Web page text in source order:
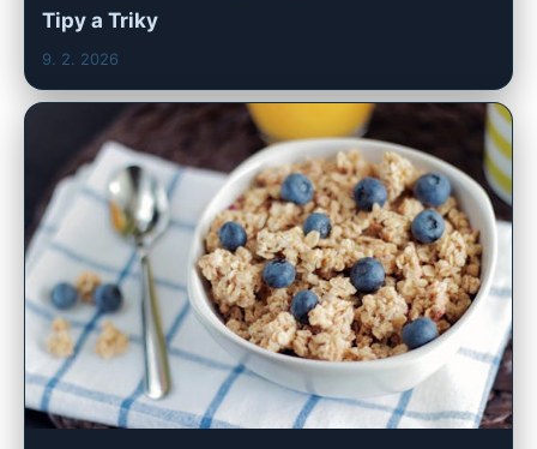
Tipy a Triky
9. 2. 2026